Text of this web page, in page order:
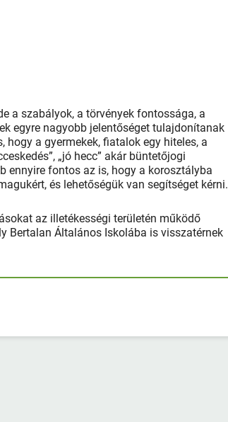
a szabályok, a törvények fontossága, a
egyre nagyobb jelentőséget tulajdonítanak
a gyermekek, fiatalok egy hiteles, a
„jó hecc” akár büntetőjogi
ennyire fontos az is, hogy a korosztályba
és lehetőségük van segítséget kérni.
az illetékességi területén működő
Bertalan Általános Iskolába is visszatérnek